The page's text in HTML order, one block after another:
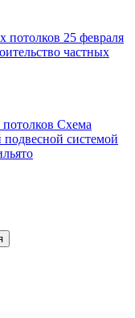
потолков 25 февраля
частных
Схема
системой